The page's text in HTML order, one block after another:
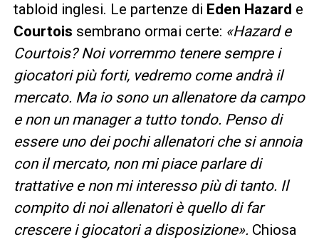
tabloid inglesi. Le partenze di Eden Hazard e
Courtois sembrano ormai certe: «Hazard e
Courtois? Noi vorremmo tenere sempre i
giocatori più forti, vedremo come andrà il
mercato. Ma io sono un allenatore da campo
e non un manager a tutto tondo. Penso di
essere uno dei pochi allenatori che si annoia
con il mercato, non mi piace parlare di
trattative e non mi interesso più di tanto. Il
compito di noi allenatori è quello di far
crescere i giocatori a disposizione». Chiosa